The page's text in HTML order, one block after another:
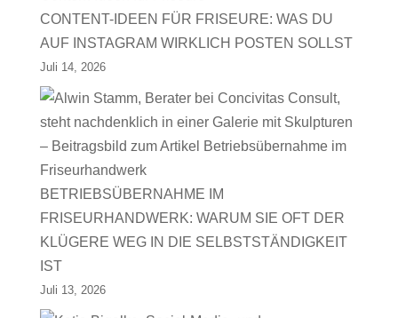
CONTENT-IDEEN FÜR FRISEURE: WAS DU
AUF INSTAGRAM WIRKLICH POSTEN SOLLST
Juli 14, 2026
BETRIEBSÜBERNAHME IM
FRISEURHANDWERK: WARUM SIE OFT DER
KLÜGERE WEG IN DIE SELBSTSTÄNDIGKEIT
IST
Juli 13, 2026